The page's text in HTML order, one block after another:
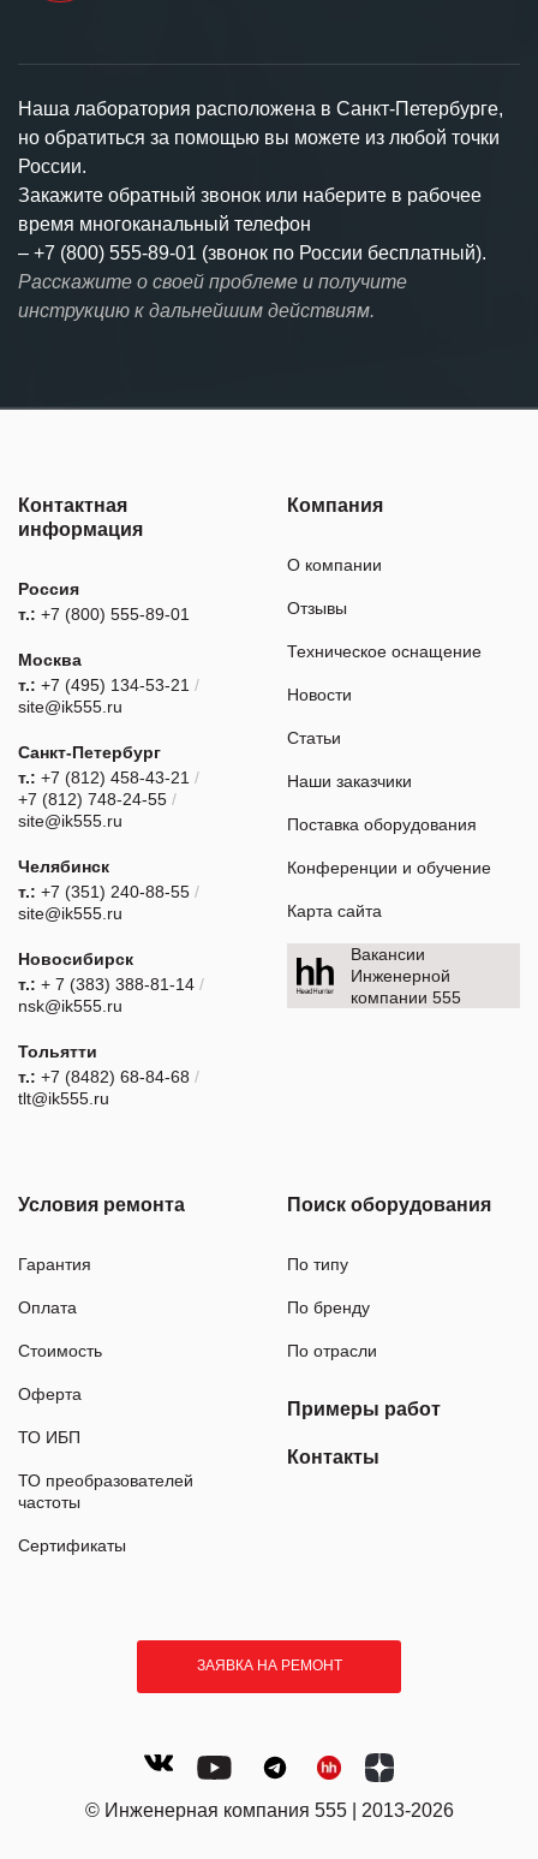
Наша лаборатория расположена в Санкт-Петербурге,
но обратиться за помощью вы можете из любой точки
России.
Закажите обратный звонок или наберите в рабочее
время многоканальный телефон
– +7 (800) 555-89-01 (звонок по России бесплатный).
Расскажите о своей проблеме и получите
инструкцию к дальнейшим действиям.
Контактная
информация
Россия
т.: +7 (800) 555-89-01
Москва
т.: +7 (495) 134-53-21 /
site@ik555.ru
Санкт-Петербург
т.: +7 (812) 458-43-21 /
+7 (812) 748-24-55 /
site@ik555.ru
Челябинск
т.: +7 (351) 240-88-55 /
site@ik555.ru
Новосибирск
т.: + 7 (383) 388-81-14 /
nsk@ik555.ru
Тольятти
т.: +7 (8482) 68-84-68 /
tlt@ik555.ru
Компания
О компании
Отзывы
Техническое оснащение
Новости
Статьи
Наши заказчики
Поставка оборудования
Конференции и обучение
Карта сайта
Вакансии
Инженерной
компании 555
Условия ремонта
Гарантия
Оплата
Стоимость
Оферта
ТО ИБП
ТО преобразователей
частоты
Сертификаты
Поиск оборудования
По типу
По бренду
По отрасли
Примеры работ
Контакты
ЗАЯВКА НА РЕМОНТ
© Инженерная компания 555 | 2013-2026